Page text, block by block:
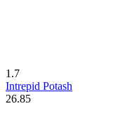
1.7
Intrepid Potash
26.85